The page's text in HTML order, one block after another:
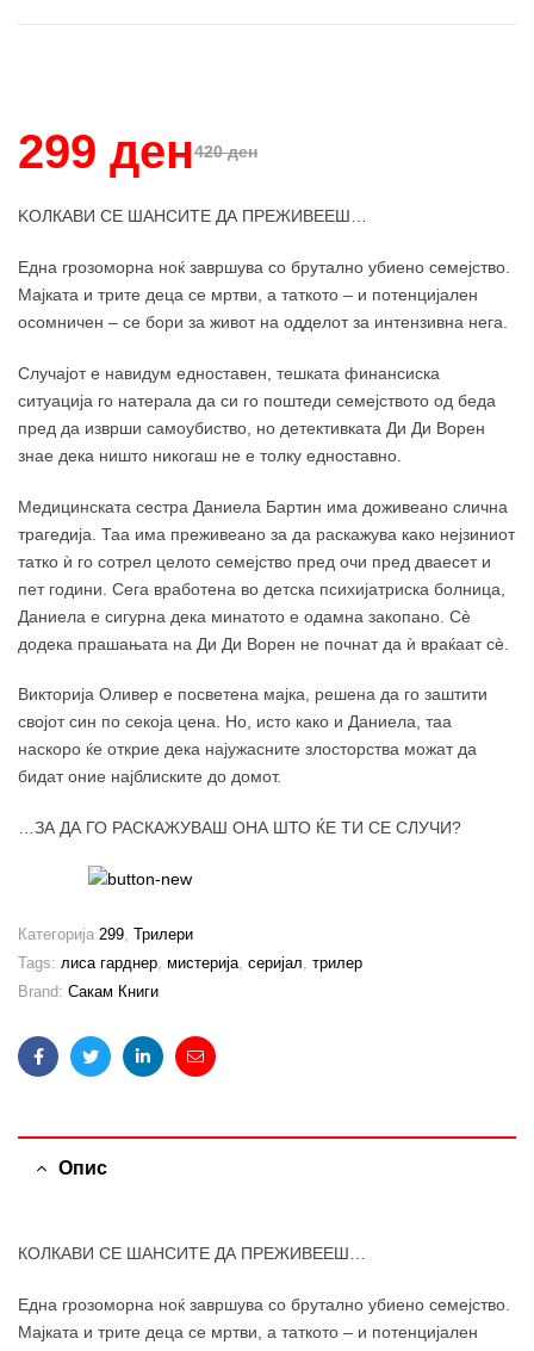
420 ден
299 ден
KОЛКАВИ СЕ ШАНСИТЕ ДА ПРЕЖИВЕЕШ…
Една грозоморна ноќ завршува со брутално убиено семејство.
Мајката и трите деца се мртви, а таткото – и потенцијален
осомничен – се бори за живот на одделот за интензивна нега.
Случајот е навидум едноставен, тешката финансиска
ситуација го натерала да си го поштеди семејството од беда
пред да изврши самоубиство, но детективката Ди Ди Ворен
знае дека ништо никогаш не е толку едноставно.
Медицинската сестра Даниела Бартин има доживеано слична
трагедија. Таа има преживеано за да раскажува како нејзиниот
татко ѝ го сотрел целото семејство пред очи пред дваесет и
пет години. Сега вработена во детска психијатриска болница,
Даниела е сигурна дека минатото е одамна закопано. Сè
додека прашањата на Ди Ди Ворен не почнат да ѝ враќаат сè.
Викторија Оливер е посветена мајка, решена да го заштити
својот син по секоја цена. Но, исто како и Даниела, таа
наскоро ќе открие дека најужасните злосторства можат да
бидат оние најблиските до домот.
…ЗА ДА ГО РАСКАЖУВАШ ОНА ШТО ЌЕ ТИ СЕ СЛУЧИ?
Категорија 299, Трилери
Tags: лиса гарднер, мистерија, серијал, трилер
Brand: Сакам Книги
FacebookTwitterLinkedinEmail
Опис
КОЛКАВИ СЕ ШАНСИТЕ ДА ПРЕЖИВЕЕШ…
Една грозоморна ноќ завршува со брутално убиено семејство.
Мајката и трите деца се мртви, а таткото – и потенцијален